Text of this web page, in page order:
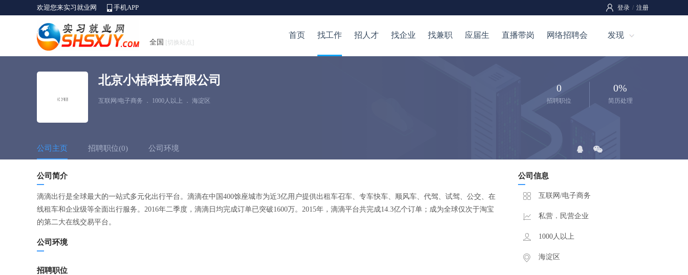
欢迎您来实习就业网 手机APP 登录 / 注册
全国 [切换站点]
首页 找工作 招人才 找企业 找兼职 应届生 直播带岗 网络招聘会 发现
北京小桔科技有限公司
互联网/电子商务 ． 1000人以上 ． 海淀区
0
招聘职位
0%
简历处理
公司主页 招聘职位(0) 公司环境
公司简介
滴滴出行是全球最大的一站式多元化出行平台。滴滴在中国400馀座城市为近3亿用户提供出租车召车、专车快车、顺风车、代驾、试驾、公交、在
线租车和企业级等全面出行服务。2016年二季度，滴滴日均完成订单已突破1600万。2015年，滴滴平台共完成14.3亿个订单；成为全球仅次于淘宝
的第二大在线交易平台。
公司环境
招聘职位
公司信息
互联网/电子商务
私营．民营企业
1000人以上
海淀区